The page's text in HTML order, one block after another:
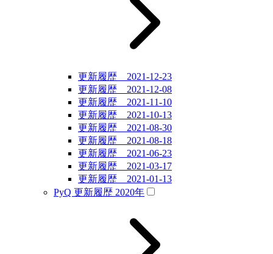
更新履歴 2021-12-23
更新履歴 2021-12-08
更新履歴 2021-11-10
更新履歴 2021-10-13
更新履歴 2021-08-30
更新履歴 2021-08-18
更新履歴 2021-06-23
更新履歴 2021-03-17
更新履歴 2021-01-13
PyQ 更新履歴 2020年